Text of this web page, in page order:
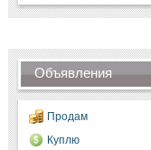
Объявления
Продам
Куплю